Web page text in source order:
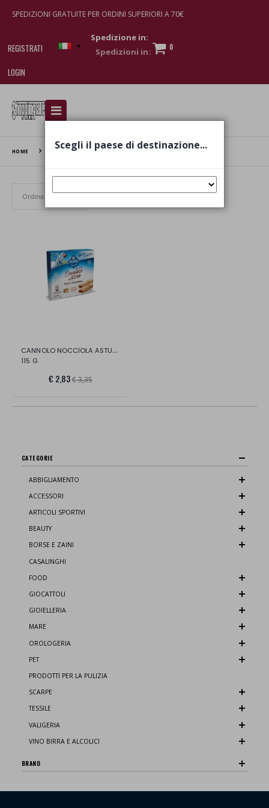
SPEDIZIONI GRATUITE PER ORDINI SUPERIORI A 70€
REGISTRATI
LOGIN
Spedizione in:
0
I am doing used car sales, in order to show my
various brand-name watches, which of course are
HOME RISO SCOTTI SNACK
CANNOLO NOCCIOLA ASTUCCIO
115 G
€ 2,83€ 3,35
CATEGORIE
ABBIGLIAMENTO
ACCESSORI
ARTICOLI SPORTIVI
BEAUTY
BORSE E ZAINI
CASALINGHI
FOOD
GIOCATTOLI
GIOIELLERIA
MARE
OROLOGERIA
PET
PRODOTTI PER LA PULIZIA
SCARPE
TESSILE
VALIGERIA
VINO BIRRA E ALCOLICI
BRAND
Scegli il paese di destinazione...